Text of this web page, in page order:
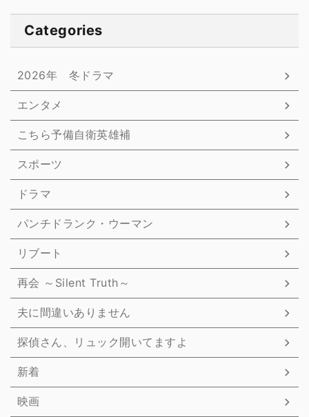
Categories
2026年 冬ドラマ
エンタメ
こちら予備自衛英雄補
スポーツ
ドラマ
パンチドランク・ウーマン
リブート
再会 ～Silent Truth～
夫に間違いありません
探偵さん、リュック開いてますよ
新着
映画